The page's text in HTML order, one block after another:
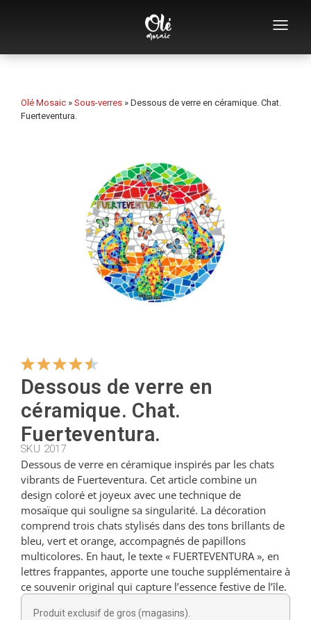
Qui sommes-nous
Ouvre-bouteilles
Tasses
Bols
Cintres
Coupeurs
Louches
Dés à coudre
Figurines
Olé Mosaic » Sous-verres » Dessous de verre en céramique. Chat.
Fuerteventura.
Dessous de verre en
céramique. Chat.
Fuerteventura.
SKU 2017
Dessous de verre en céramique inspirés par les chats
vibrants de Fuerteventura. Cet article combine un
design coloré et joyeux avec une technique de
mosaïque qui souligne sa singularité. La décoration
comprend trois chats stylisés dans des tons brillants de
bleu, vert et orange, accompagnés de papillons
multicolores. En haut, le texte « FUERTEVENTURA », en
lettres frappantes, apporte une touche supplémentaire à
ce souvenir original qui capture l’essence festive de l’île.
Produit exclusif de gros (magasins).